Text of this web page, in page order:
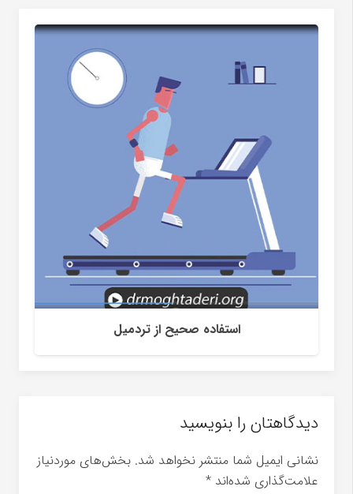
استفاده صحیح از تردمیل
دیدگاهتان را بنویسید
نشانی ایمیل شما منتشر نخواهد شد. بخش‌های موردنیاز
علامت‌گذاری شده‌اند *